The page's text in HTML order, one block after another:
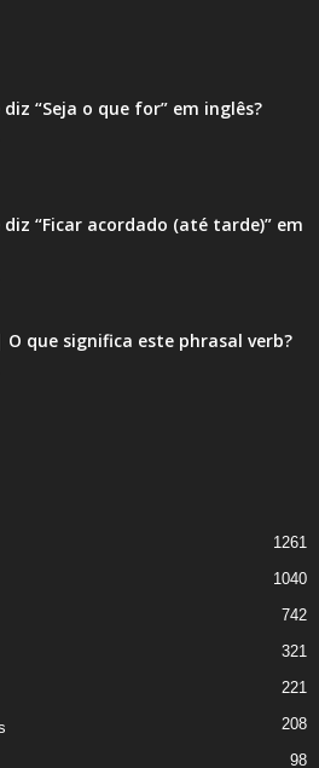
diz “Seja o que for” em inglês?
diz “Ficar acordado (até tarde)” em
O que significa este phrasal verb?
1261
1040
742
321
221
208
98